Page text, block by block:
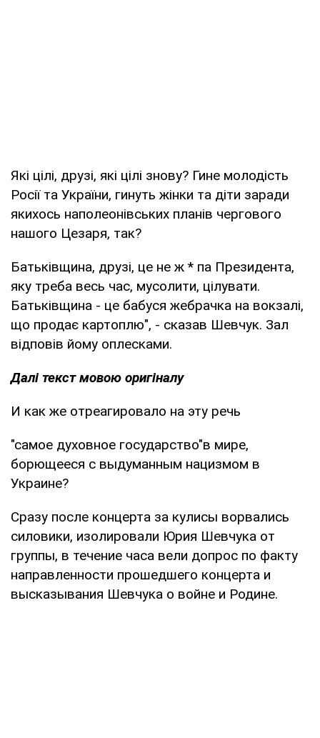
Які цілі, друзі, які цілі знову? Гине молодість
Росії та України, гинуть жінки та діти заради
якихось наполеонівських планів чергового
нашого Цезаря, так?
Батьківщина, друзі, це не ж * па Президента,
яку треба весь час, мусолити, цілувати.
Батьківщина - це бабуся жебрачка на вокзалі,
що продає картоплю", - сказав Шевчук. Зал
відповів йому оплесками.
Далі текст мовою оригіналу
И как же отреагировало на эту речь
"самое духовное государство"в мире,
борющееся с выдуманным нацизмом в
Украине?
Сразу после концерта за кулисы ворвались
силовики, изолировали Юрия Шевчука от
группы, в течение часа вели допрос по факту
направленности прошедшего концерта и
высказывания Шевчука о войне и Родине.